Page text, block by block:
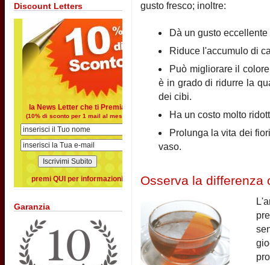
Discount Letters
la News Letter che ti Premia
(10% di sconto per 1 mail al mese)
premi QUI per informazioni
Garanzia
gusto fresco; inoltre:
Dà un gusto eccellente
Riduce l'accumulo di
Può migliorare il
è in grado di ridurre la
dei cibi.
Ha un costo molto
Prolunga la vita dei
vaso.
Osserva la differenza